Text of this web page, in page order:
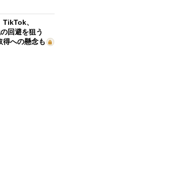
、
回避を狙う
得への懸念も